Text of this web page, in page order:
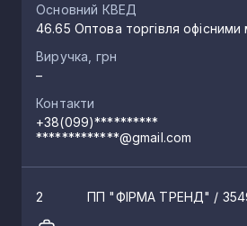
Основний КВЕД
46.65 Оптова торгівля
Виручка, грн
–
Контакти
+38(099)**********
*************@gmail.com
2 ПП "ФІРМА ТРЕНД" /